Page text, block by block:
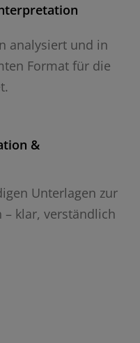
analysiert und in
Format für die
&
Unterlagen zur
klar, verständlich